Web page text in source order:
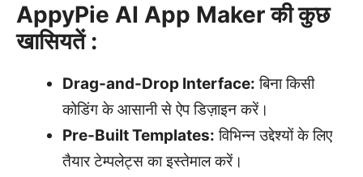
AppyPie AI App Maker की कुछ
खासियतें :
Drag-and-Drop Interface: बिना किसी
कोडिंग के आसानी से ऐप डिज़ाइन करें।
Pre-Built Templates: विभिन्न उद्देश्यों के लिए
तैयार टेम्पलेट्स का इस्तेमाल करें।